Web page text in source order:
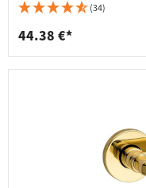
(34)
44.38 €*